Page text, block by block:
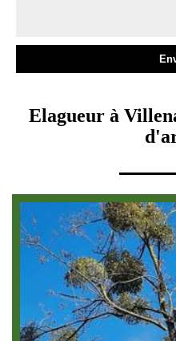
Elagueur à